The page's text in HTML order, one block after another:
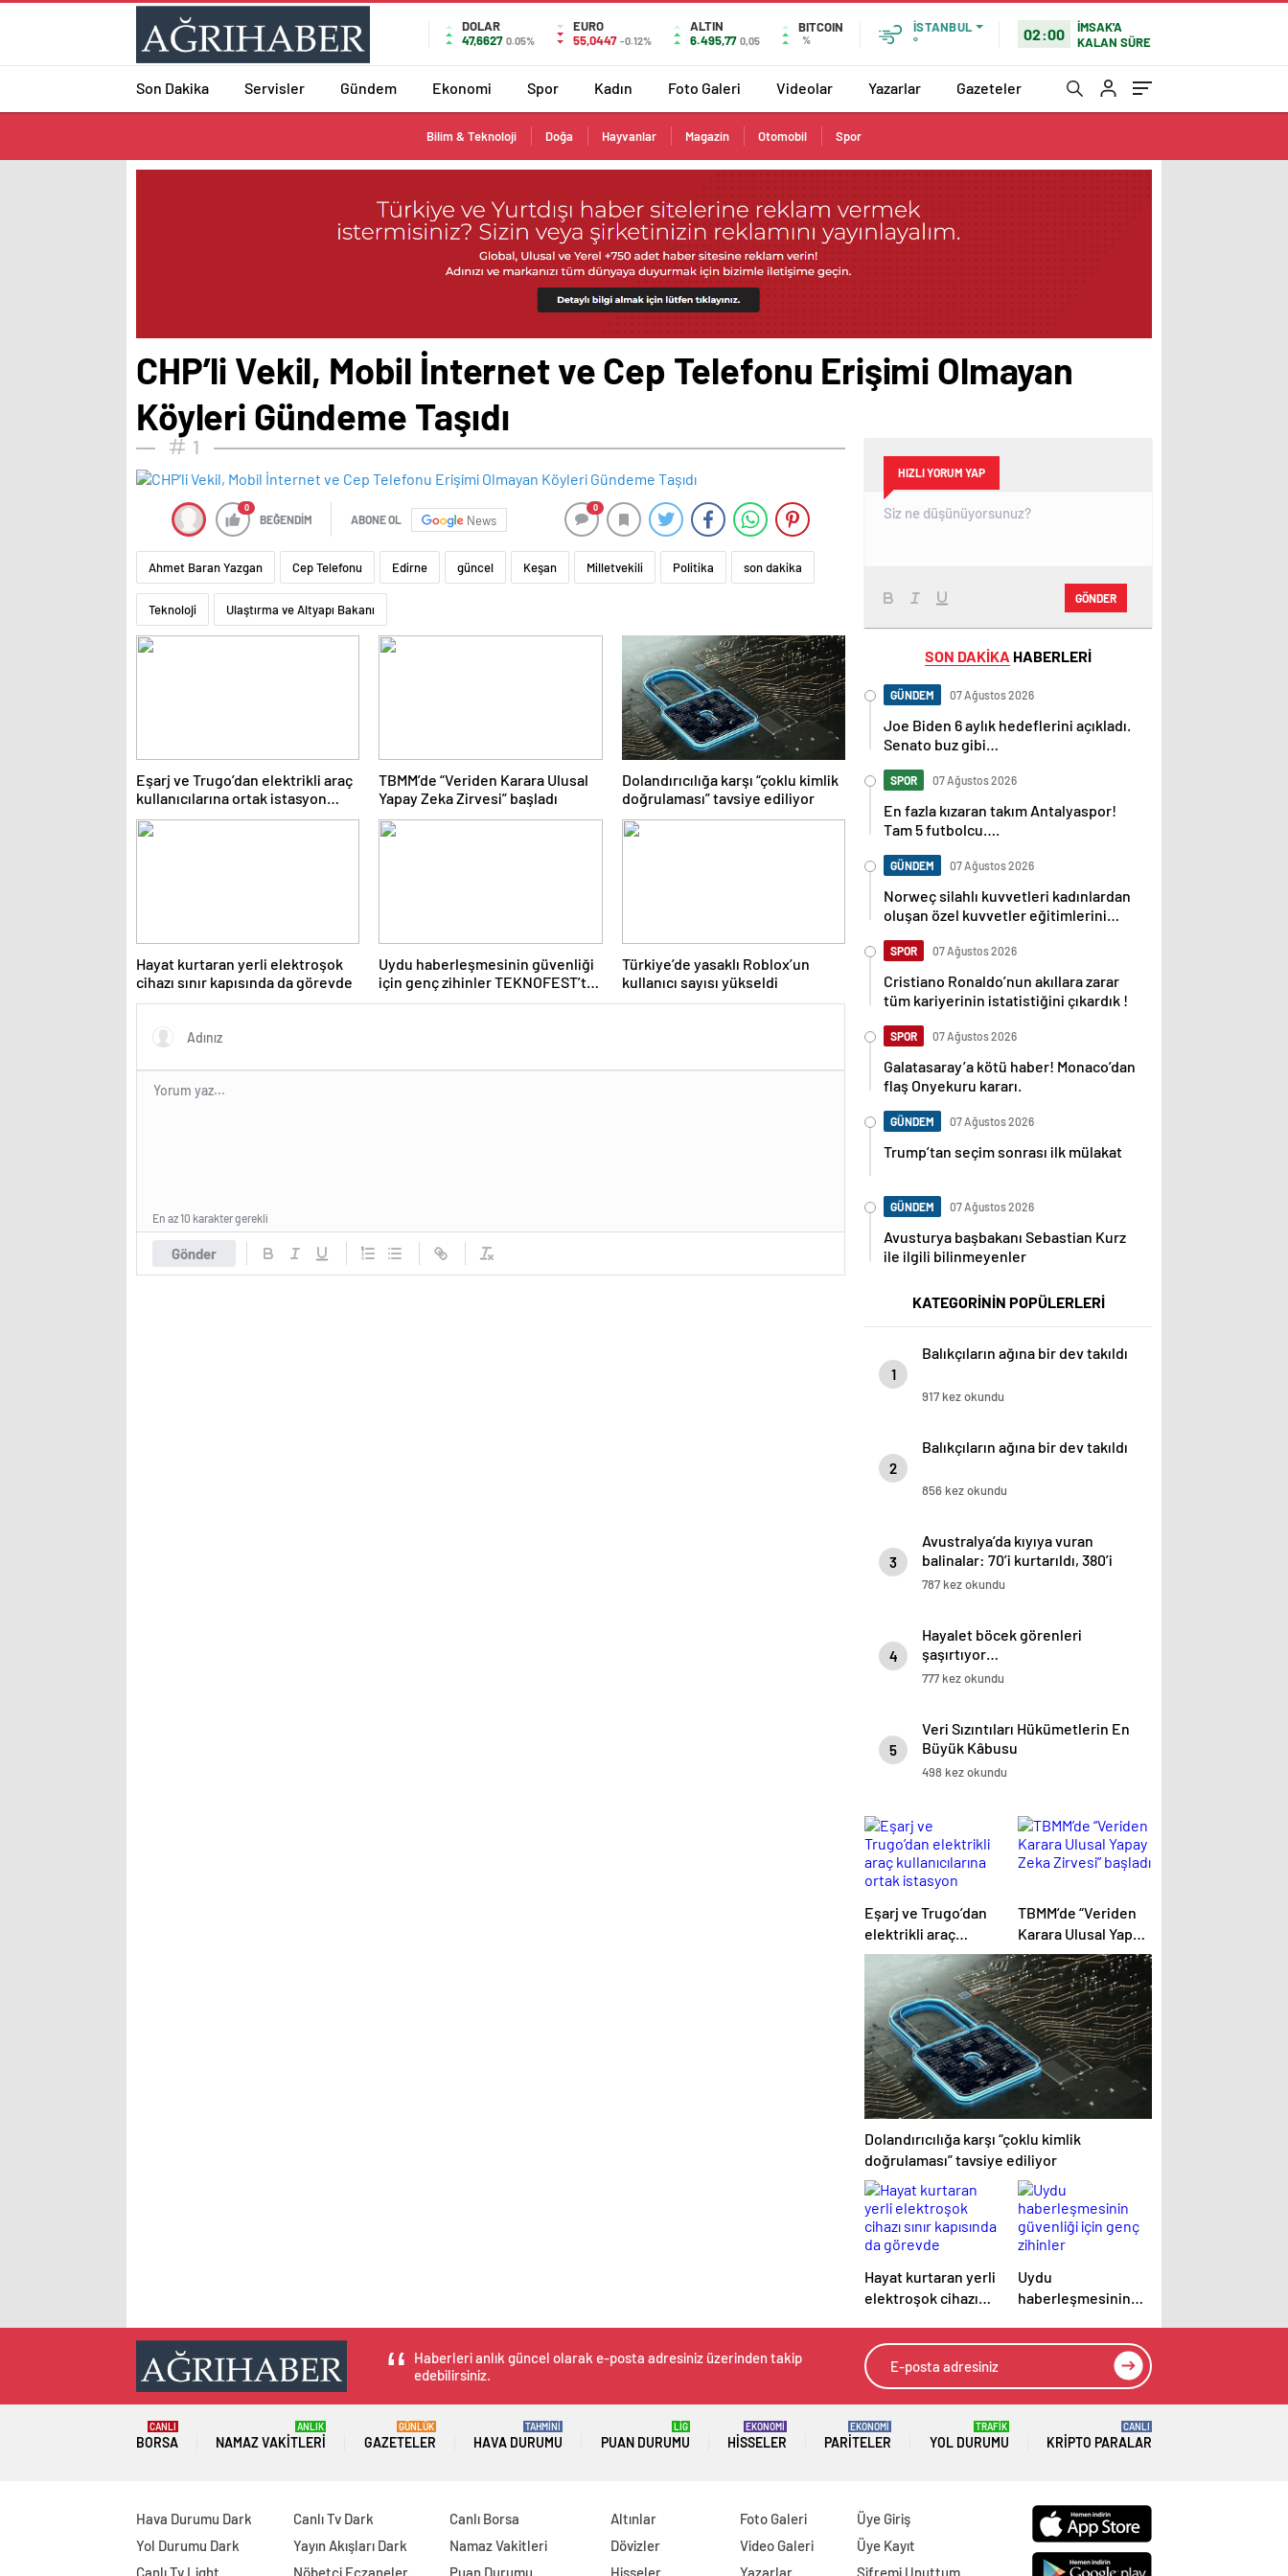
DOLAR
47,6627 0.05%
EURO
55,0447 -0.12%
ALTIN
6.495,77 0,05
BITCOIN
%
İSTANBUL
°
02:00
İMSAK'A
KALAN SÜRE
Son Dakika Servisler Gündem Ekonomi Spor Kadın Foto Galeri Videolar Yazarlar Gazeteler
Bilim & Teknoloji Doğa Hayvanlar Magazin Otomobil Spor
CHP’li Vekil, Mobil İnternet ve Cep Telefonu Erişimi Olmayan
Köyleri Gündeme Taşıdı
1
0
BEĞENDİM ABONE OL News
0
Ahmet Baran Yazgan Cep Telefonu Edirne güncel Keşan Milletvekili Politika son dakika
Teknoloji Ulaştırma ve Altyapı Bakanı
Eşarj ve Trugo’dan elektrikli araç
kullanıcılarına ortak istasyon
erişimi
TBMM’de “Veriden Karara Ulusal
Yapay Zeka Zirvesi” başladı
Dolandırıcılığa karşı “çoklu kimlik
doğrulaması” tavsiye ediliyor
Hayat kurtaran yerli elektroşok
cihazı sınır kapısında da görevde
Uydu haberleşmesinin güvenliği
için genç zihinler TEKNOFEST’te
yarışıyor
Türkiye’de yasaklı Roblox’un
kullanıcı sayısı yükseldi
Gönder
En az 10 karakter gerekli
HIZLI YORUM YAP
GÖNDER
SON DAKİKA HABERLERİ
GÜNDEM 07 Ağustos 2026
Joe Biden 6 aylık hedeflerini açıkladı.
Senato buz gibi…
SPOR 07 Ağustos 2026
En fazla kızaran takım Antalyaspor!
Tam 5 futbolcu….
GÜNDEM 07 Ağustos 2026
Norweç silahlı kuvvetleri kadınlardan
oluşan özel kuvvetler eğitimlerini
SPOR 07 Ağustos 2026
Cristiano Ronaldo’nun akıllara zarar
tüm kariyerinin istatistiğini çıkardık !
SPOR 07 Ağustos 2026
Galatasaray’a kötü haber! Monaco’dan
flaş Onyekuru kararı.
GÜNDEM 07 Ağustos 2026
Trump’tan seçim sonrası ilk mülakat
GÜNDEM 07 Ağustos 2026
Avusturya başbakanı Sebastian Kurz
ile ilgili bilinmeyenler
KATEGORİNİN POPÜLERLERİ
1
Balıkçıların ağına bir dev takıldı
917 kez okundu
2
Balıkçıların ağına bir dev takıldı
856 kez okundu
3
Avustralya’da kıyıya vuran
balinalar: 70’i kurtarıldı, 380’i
öldü
787 kez okundu
4
Hayalet böcek görenleri
şaşırtıyor…
777 kez okundu
5
Veri Sızıntıları Hükümetlerin En
Büyük Kâbusu
498 kez okundu
Eşarj ve Trugo’dan
elektrikli araç
kullanıcılarına ortak
istasyon erişimi
TBMM’de “Veriden
Karara Ulusal Yapay
Zeka Zirvesi”
başladı
Dolandırıcılığa karşı “çoklu kimlik
doğrulaması” tavsiye ediliyor
Hayat kurtaran yerli
elektroşok cihazı
görevde
Uydu
haberleşmesinin
zihinler
TEKNOFEST’te
Haberleri anlık güncel olarak e-posta adresiniz üzerinden takip
edebilirsiniz.
BORSA
CANLI
NAMAZ VAKITLERI
ANLIK
GAZETELER
GÜNLÜK
HAVA DURUMU
TAHMİNİ
PUAN DURUMU
LİG
HISSELER
EKONOMİ
PARITELER
EKONOMİ
YOL DURUMU
TRAFİK
KRIPTO PARALAR
CANLI
Hava Durumu Dark
Yol Durumu Dark
Canlı Tv Light
Canlı Tv Dark
Yayın Akışları Dark
Nöbetçi Eczaneler
Canlı Borsa
Namaz Vakitleri
Puan Durumu
Altınlar
Dövizler
Hisseler
Foto Galeri
Video Galeri
Yazarlar
Üye Giriş
Üye Kayıt
Şifremi Unuttum